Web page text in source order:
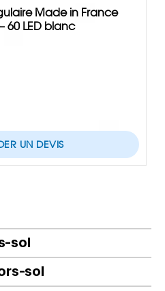
Made in France
60 LED blanc
UN DEVIS
sol
sol